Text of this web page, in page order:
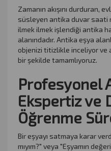
Zamanın akışını durduran,
süsleyen antika duvar saati
ilmek ilmek işlendiği antika
alanındadır. Antika eşya
objenizi titizlikle inceliyor ve
bir şekilde tamamlıyoruz.
Profesyonel
Ekspertiz ve
Öğrenme
Bir eşyayı satmaya karar
mıyım?" veya "Eşyamın